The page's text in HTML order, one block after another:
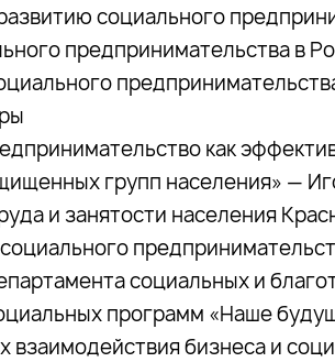
социального
предпринимательства в
как
групп населения» —
и занятости населения
социальных и
программ «Наше
взаимодействия бизнеса и